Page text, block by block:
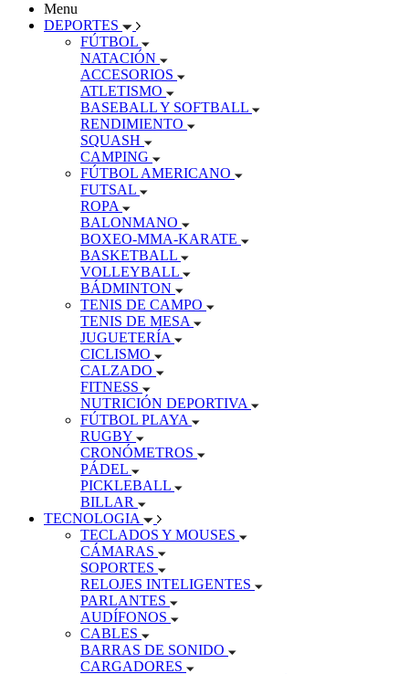
Menu
DEPORTES
FÚTBOL
NATACIÓN
ACCESORIOS
ATLETISMO
BASEBALL Y SOFTBALL
RENDIMIENTO
SQUASH
CAMPING
FÚTBOL AMERICANO
FUTSAL
ROPA
BALONMANO
BOXEO-MMA-KARATE
BASKETBALL
VOLLEYBALL
BÁDMINTON
TENIS DE CAMPO
TENIS DE MESA
JUGUETERÍA
CICLISMO
CALZADO
FITNESS
NUTRICIÓN DEPORTIVA
FÚTBOL PLAYA
RUGBY
CRONÓMETROS
PÁDEL
PICKLEBALL
BILLAR
TECNOLOGIA
TECLADOS Y MOUSES
CÁMARAS
SOPORTES
RELOJES INTELIGENTES
PARLANTES
AUDÍFONOS
CABLES
BARRAS DE SONIDO
CARGADORES